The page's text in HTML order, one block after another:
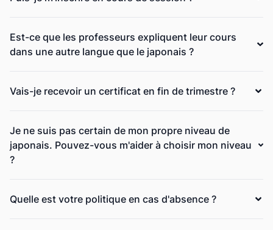
Est-ce que les professeurs expliquent leur cours
dans une autre langue que le japonais ?
Vais-je recevoir un certificat en fin de trimestre ?
Je ne suis pas certain de mon propre niveau de
japonais. Pouvez-vous m'aider à choisir mon niveau
?
Quelle est votre politique en cas d'absence ?